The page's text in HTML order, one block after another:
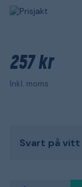
257 kr
Inkl. moms
Svart på vitt